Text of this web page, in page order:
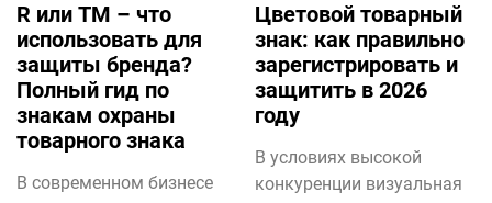
R или TM – что
использовать для
защиты бренда?
Полный гид по
знакам охраны
товарного знака
В современном бизнесе
Цветовой товарный
знак: как правильно
зарегистрировать и
защитить в 2026
году
В условиях высокой
конкуренции визуальная